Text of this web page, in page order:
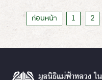
ก่อนหน้า 1 2